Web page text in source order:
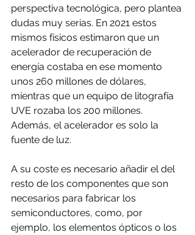
perspectiva tecnológica, pero plantea
dudas muy serias. En 2021 estos
mismos físicos estimaron que un
acelerador de recuperación de
energía costaba en ese momento
unos 260 millones de dólares,
mientras que un equipo de litografía
UVE rozaba los 200 millones.
Además, el acelerador es solo la
fuente de luz.
A su coste es necesario añadir el del
resto de los componentes que son
necesarios para fabricar los
semiconductores, como, por
ejemplo, los elementos ópticos o los